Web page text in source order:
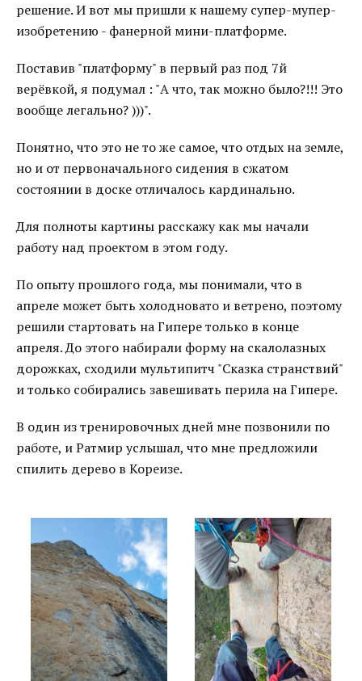
решение. И вот мы пришли к нашему супер-мупер-
изобретению - фанерной мини-платформе.
Поставив "платформу" в первый раз под 7й
верёвкой, я подумал : "А что, так можно было?!!! Это
вообще легально? )))".
Понятно, что это не то же самое, что отдых на земле,
но и от первоначального сидения в сжатом
состоянии в доске отличалось кардинально.
Для полноты картины расскажу как мы начали
работу над проектом в этом году.
По опыту прошлого года, мы понимали, что в
апреле может быть холодновато и ветрено, поэтому
решили стартовать на Гипере только в конце
апреля. До этого набирали форму на скалолазных
дорожках, сходили мультипитч "Сказка странствий"
и только собирались завешивать перила на Гипере.
В один из тренировочных дней мне позвонили по
работе, и Ратмир услышал, что мне предложили
спилить дерево в Кореизе.